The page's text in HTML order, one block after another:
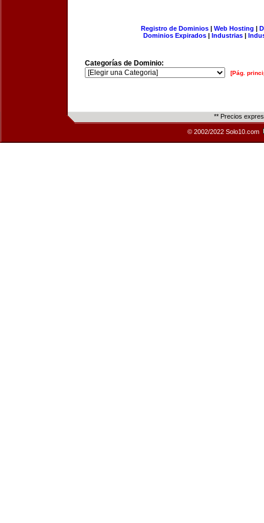
Registro de Dominios| Web Hosting |
Dominios Expirados | Industrias |
Categorías de Dominio:
[Pág.
** Precios
© 2002/2022 Solo10.com